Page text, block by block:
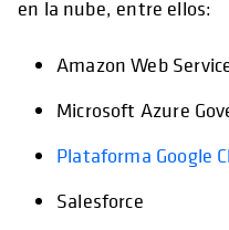
en la nube, entre ellos:
Amazon Web
Microsoft Azure
Plataforma Google
Salesforce